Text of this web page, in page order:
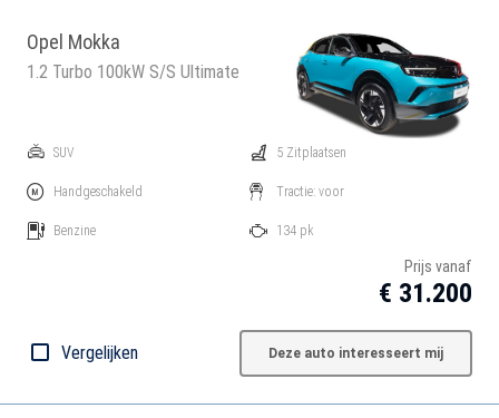
Opel Mokka
1.2 Turbo 100kW S/S Ultimate
SUV
Handgeschakeld
Benzine
5 Zitplaatsen
Tractie: voor
134 pk
Prijs vanaf
€ 31.200
Vergelijken Deze auto interesseert mij